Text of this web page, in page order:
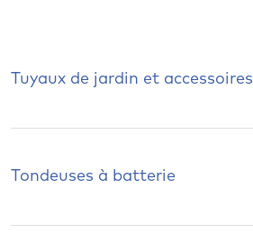
Tuyaux de jardin et accessoires
Tondeuses à batterie